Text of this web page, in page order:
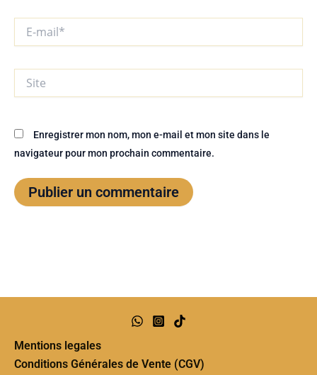
mail*
Enregistrer mon nom, mon e-mail et mon site dans le
navigateur pour mon prochain commentaire.
Mentions legales
Conditions Générales de Vente (CGV)